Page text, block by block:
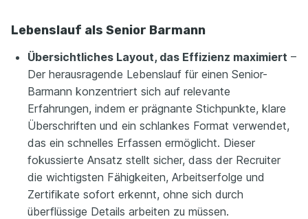
Lebenslauf als Senior Barmann
Übersichtliches Layout, das Effizienz maximiert –
Der herausragende Lebenslauf für einen Senior-
Barmann konzentriert sich auf relevante
Erfahrungen, indem er prägnante Stichpunkte, klare
Überschriften und ein schlankes Format verwendet,
das ein schnelles Erfassen ermöglicht. Dieser
fokussierte Ansatz stellt sicher, dass der Recruiter
die wichtigsten Fähigkeiten, Arbeitserfolge und
Zertifikate sofort erkennt, ohne sich durch
überflüssige Details arbeiten zu müssen.